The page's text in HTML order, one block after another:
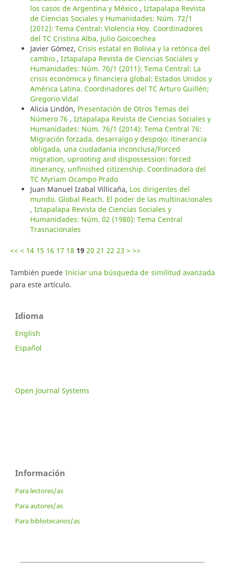
los casos de Argentina y México , Iztapalapa Revista
de Ciencias Sociales y Humanidades: Núm. 72/1
(2012): Tema Central: Violencia Hoy. Coordinadores
del TC Cristina Alba, Julio Goicoechea
Javier Gómez, Crisis estatal en Bolivia y la retórica del
cambio , Iztapalapa Revista de Ciencias Sociales y
Humanidades: Núm. 70/1 (2011): Tema Central: La
crisis económica y financiera global: Estados Unidos y
América Latina. Coordinadores del TC Arturo Guillén;
Gregorio Vidal
Alicia Lindón, Presentación de Otros Temas del
Número 76 , Iztapalapa Revista de Ciencias Sociales y
Humanidades: Núm. 76/1 (2014): Tema Central 76:
Migración forzada, desarraigo y despojo: itinerancia
obligada, una ciudadanía inconclusa/Forced
migration, uprooting and dispossession: forced
itinerancy, unfinished citizenship. Coordinadora del
TC Myriam Ocampo Prado
Juan Manuel Izabal Villicaña, Los dirigentes del
mundo. Global Reach. El poder de las multinacionales
, Iztapalapa Revista de Ciencias Sociales y
Humanidades: Núm. 02 (1980): Tema Central
Trasnacionales
<< < 14 15 16 17 18 19 20 21 22 23 > >>
También puede Iniciar una búsqueda de similitud avanzada
para este artículo.
Idioma
English
Español
Open Journal Systems
Información
Para lectores/as
Para autores/as
Para bibliotecarios/as